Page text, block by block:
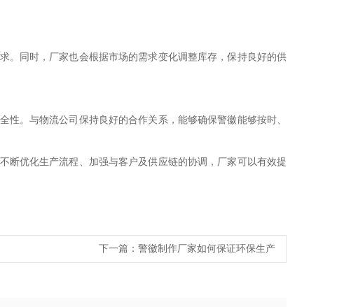
。同时，厂家也会根据市场的需求变化调整库存，保持良好的供
。与物流公司保持良好的合作关系，能够确保警徽能够按时、
断优化生产流程、加强与客户及供应链的协调，厂家可以有效提
下一篇： 警徽制作厂家如何保证环保生产